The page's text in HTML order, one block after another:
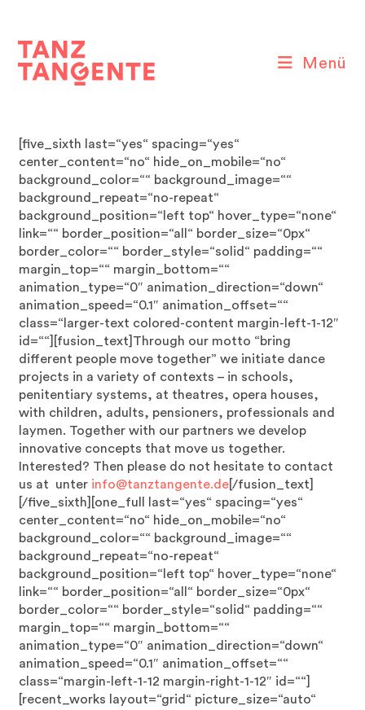
Menü
[five_sixth last=“yes“ spacing=“yes“
center_content=“no“ hide_on_mobile=“no“
background_color=““ background_image=““
background_repeat=“no-repeat“
background_position=“left top“ hover_type=“none“
link=““ border_position=“all“ border_size=“0px“
border_color=““ border_style=“solid“ padding=““
margin_top=““ margin_bottom=““
animation_type=“0″ animation_direction=“down“
animation_speed=“0.1″ animation_offset=““
class=“larger-text colored-content margin-left-1-12″
id=““][fusion_text]Through our motto “bring
different people move together” we initiate dance
projects in a variety of contexts – in schools,
penitentiary systems, at theatres, opera houses,
with children, adults, pensioners, professionals and
laymen. Together with our partners we develop
innovative concepts that move us together.
Interested? Then please do not hesitate to contact
us at unter info@tanztangente.de [/fusion_text]
[/five_sixth][one_full last=“yes“ spacing=“yes“
center_content=“no“ hide_on_mobile=“no“
background_color=““ background_image=““
background_repeat=“no-repeat“
background_position=“left top“ hover_type=“none“
link=““ border_position=“all“ border_size=“0px“
border_color=““ border_style=“solid“ padding=““
margin_top=““ margin_bottom=““
animation_type=“0″ animation_direction=“down“
animation_speed=“0.1″ animation_offset=““
class=“margin-left-1-12 margin-right-1-12″ id=““]
[recent_works layout=“grid“ picture_size=“auto“